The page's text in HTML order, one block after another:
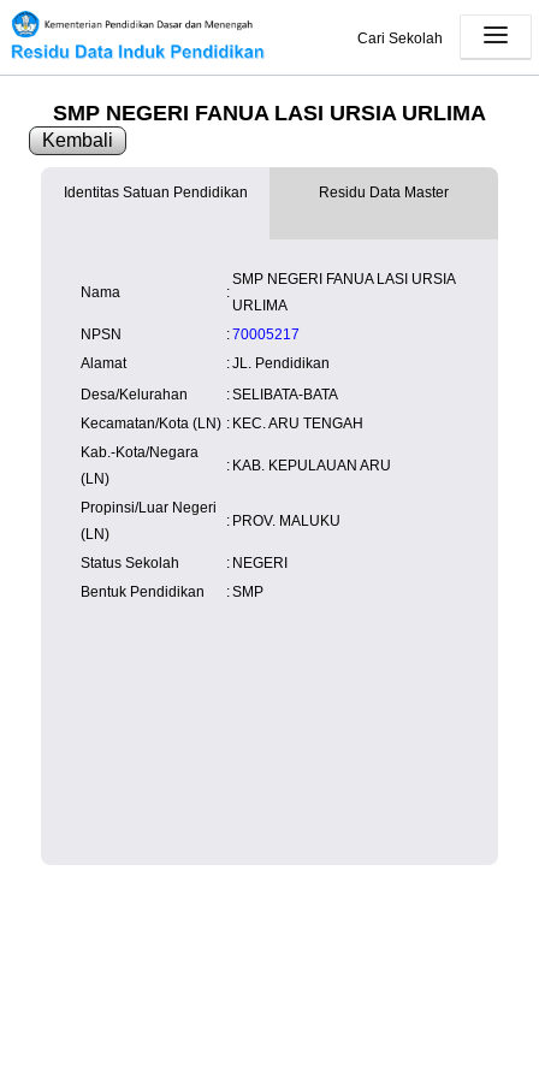
Cari Sekolah
SMP NEGERI FANUA LASI URSIA URLIMA
Kembali
Identitas Satuan Pendidikan
Nama :
SMP NEGERI FANUA LASI URSIA
URLIMA
NPSN
:70005217
Alamat
:JL. Pendidikan
Desa/Kelurahan
:SELIBATA-BATA
Kecamatan/Kota (LN) : KEC. ARU TENGAH
Kab.-Kota/Negara
(LN)
: KAB. KEPULAUAN ARU
Propinsi/Luar Negeri
(LN)
: PROV. MALUKU
Status Sekolah : NEGERI
Bentuk Pendidikan
:SMP
Residu Data Master